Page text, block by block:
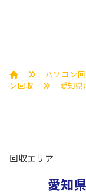
パソコン
ン回収
愛知県
回収エリア
愛知